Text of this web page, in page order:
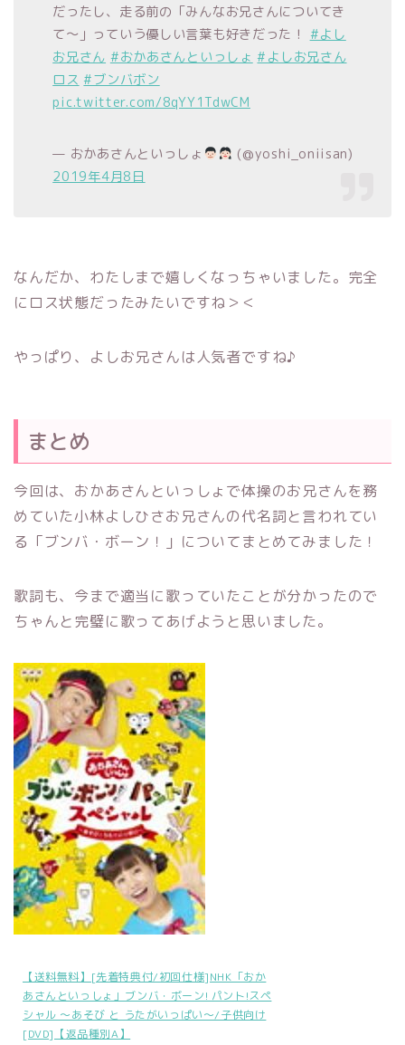
だったし、走る前の「みんなお兄さんについてき
て〜」っていう優しい言葉も好きだった！ #よし
お兄さん #おかあさんといっしょ #よしお兄さん
ロス #ブンバボン
pic.twitter.com/8qYY1TdwCM
— おかあさんといっしょ
(@yoshi_oniisan)
2019年4月8日
なんだか、わたしまで嬉しくなっちゃいました。完全
にロス状態だったみたいですね＞＜
やっぱり、よしお兄さんは人気者ですね♪
まとめ
今回は、おかあさんといっしょで体操のお兄さんを務
めていた小林よしひさお兄さんの代名詞と言われてい
る「ブンバ・ボーン！」についてまとめてみました！
歌詞も、今まで適当に歌っていたことが分かったので
ちゃんと完璧に歌ってあげようと思いました。
【送料無料】[先着特典付/初回仕様]NHK「おか
あさんといっしょ」ブンバ・ボーン! パント!スペ
シャル ～あそび と うたがいっぱい～/子供向け
[DVD]【返品種別A】